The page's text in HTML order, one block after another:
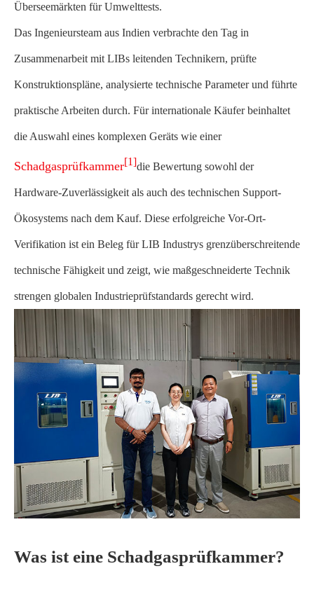
Überseemärkten für Umwelttests.
Das Ingenieursteam aus Indien verbrachte den Tag in
Zusammenarbeit mit LIBs leitenden Technikern, prüfte
Konstruktionspläne, analysierte technische Parameter und führte
praktische Arbeiten durch. Für internationale Käufer beinhaltet
die Auswahl eines komplexen Geräts wie einer
Schadgasprüfkammer[1]die Bewertung sowohl der
Hardware-Zuverlässigkeit als auch des technischen Support-
Ökosystems nach dem Kauf. Diese erfolgreiche Vor-Ort-
Verifikation ist ein Beleg für LIB Industrys grenzüberschreitende
technische Fähigkeit und zeigt, wie maßgeschneiderte Technik
strengen globalen Industrieprüfstandards gerecht wird.
Was ist eine Schadgasprüfkammer?